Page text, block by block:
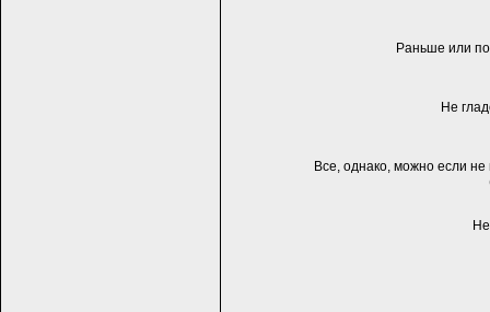
Раньше или
Не
Все, однако, можно если не